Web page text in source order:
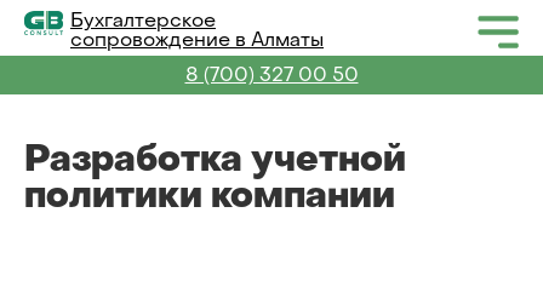
Бухгалтерское
сопровождение в Алматы
8 (700) 327 00 50
Разработка учетной
политики компании